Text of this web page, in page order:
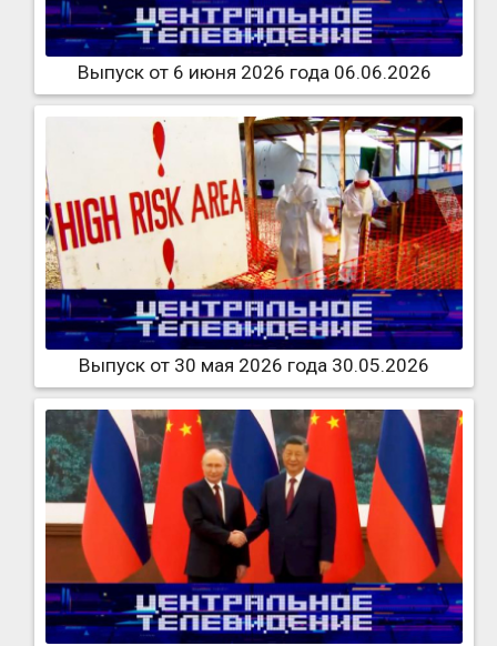
Выпуск от 6 июня 2026 года 06.06.2026
Выпуск от 30 мая 2026 года 30.05.2026